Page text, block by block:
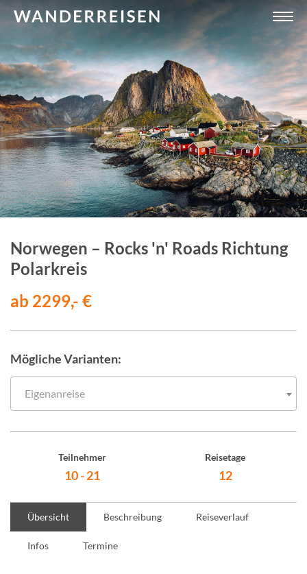
Norwegen – Rocks 'n' Roads Richtung
Polarkreis
ab 2299,- €
Mögliche Varianten:
Eigenanreise
Teilnehmer
10 - 21
Reisetage
12
Übersicht Beschreibung Reiseverlauf
Infos Termine